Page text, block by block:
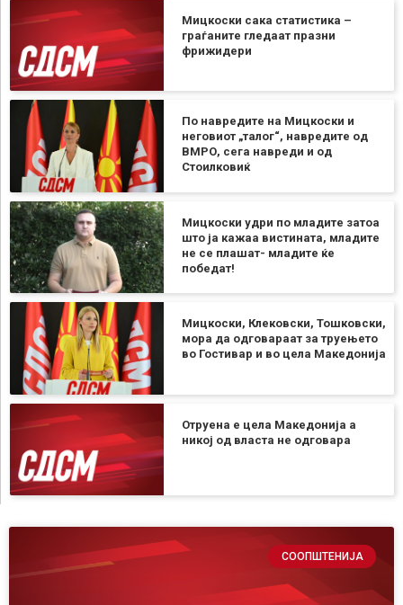
Мицкоски сака статистика –
граѓаните гледаат празни
фрижидери
По навредите на Мицкоски и
неговиот „талог“, навредите од
ВМРО, сега навреди и од
Стоилковиќ
Мицкоски удри по младите затоа
што ја кажаа вистината, младите
не се плашат- младите ќе
победат!
Мицкоски, Клековски, Тошковски,
мора да одговараат за труењето
во Гостивар и во цела Македонија
Отруена е цела Македонија а
никој од власта не одговара
СООПШТЕНИЈА